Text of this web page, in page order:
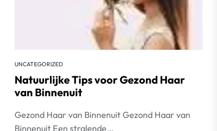
UNCATEGORIZED
Natuurlijke Tips voor Gezond Haar
van Binnenuit
Gezond Haar van Binnenuit Gezond Haar van
Binnenuit Een stralende...